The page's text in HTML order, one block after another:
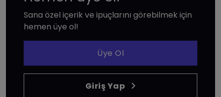
Sana özel içerik ve ipuçlarını görebilmek için
hemen üye ol!
Üye Ol
Giriş Yap